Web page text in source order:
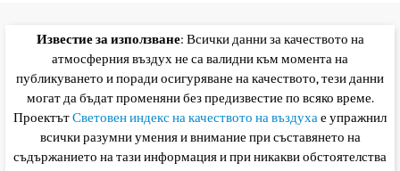
Известие за използване: Всички данни за качеството на
атмосферния въздух не са валидни към момента на
публикуването и поради осигуряване на качеството, тези данни
могат да бъдат променяни без предизвестие по всяко време.
ПроектътСветовен индекс на качеството на въздухае упражнил
всички разумни умения и внимание при съставянето на
съдържанието на тази информация и при никакви обстоятелства